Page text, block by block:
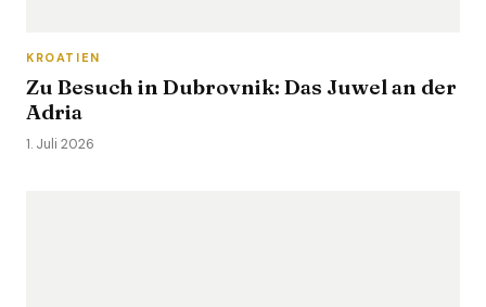
KROATIEN
Zu Besuch in Dubrovnik: Das Juwel an der
Adria
1. Juli 2026